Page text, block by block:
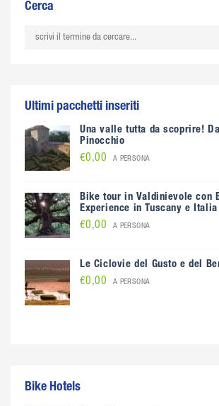
Cerca
Ultimi pacchetti inseriti
Una valle tutta da scoprire!
Pinocchio
€0,00 A PERSONA
Bike tour in Valdinievole con
Experience in Tuscany e Italia
€0,00 A PERSONA
Le Ciclovie del Gusto e del
€0,00 A PERSONA
Bike Hotels